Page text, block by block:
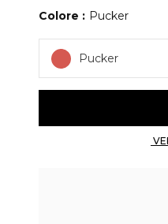
Colore Pucker
Pucker